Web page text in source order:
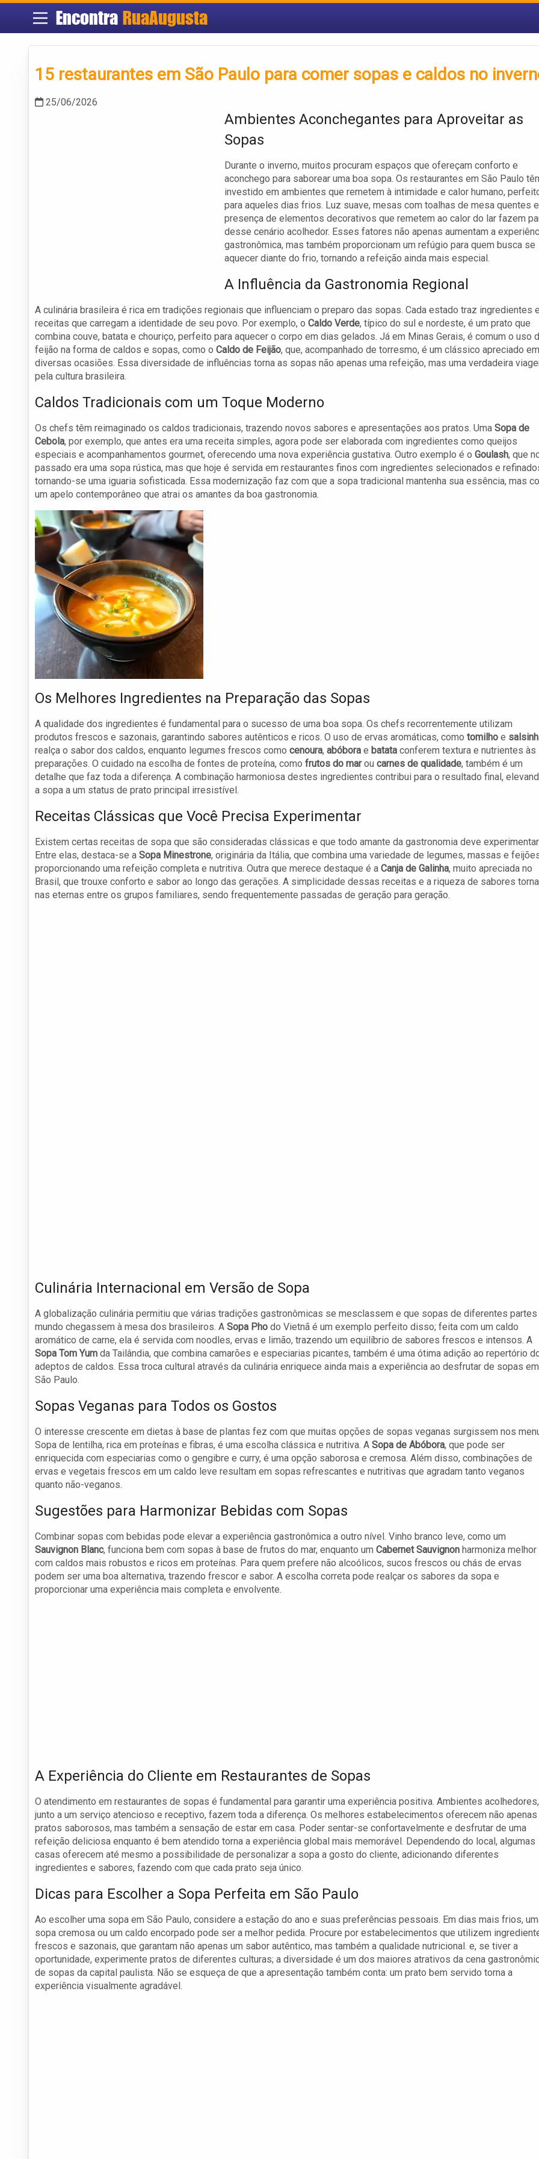
EncontraRuaAugusta
15 restaurantes em São Paulo para comer sopas e caldos no
25/06/2026
Ambientes Aconchegantes para Aproveitar as
Sopas
Durante o inverno, muitos procuram espaços que ofereçam conforto e
aconchego para saborear uma boa sopa. Os restaurantes em São Paulo
investido em ambientes que remetem à intimidade e calor humano,
para aqueles dias frios. Luz suave, mesas com toalhas de mesa quentes
presença de elementos decorativos que remetem ao calor do lar fazem
desse cenário acolhedor. Esses fatores não apenas aumentam a
gastronômica, mas também proporcionam um refúgio para quem busca se
aquecer diante do frio, tornando a refeição ainda mais especial.
A Influência da Gastronomia Regional
A culinária brasileira é rica em tradições regionais que influenciam o preparo das sopas. Cada estado traz ingredientes
receitas que carregam a identidade de seu povo. Por exemplo, o Caldo Verde, típico do sul e nordeste, é um prato que
combina couve, batata e chouriço, perfeito para aquecer o corpo em dias gelados. Já em Minas Gerais, é comum o uso
feijão na forma de caldos e sopas, como o Caldo de Feijão, que, acompanhado de torresmo, é um clássico apreciado em
diversas ocasiões. Essa diversidade de influências torna as sopas não apenas uma refeição, mas uma verdadeira
pela cultura brasileira.
Caldos Tradicionais com um Toque Moderno
Os chefs têm reimaginado os caldos tradicionais, trazendo novos sabores e apresentações aos pratos. Uma Sopa de
Cebola, por exemplo, que antes era uma receita simples, agora pode ser elaborada com ingredientes como queijos
especiais e acompanhamentos gourmet, oferecendo uma nova experiência gustativa. Outro exemplo é o Goulash, que
passado era uma sopa rústica, mas que hoje é servida em restaurantes finos com ingredientes selecionados e
tornando-se uma iguaria sofisticada. Essa modernização faz com que a sopa tradicional mantenha sua essência, mas
um apelo contemporâneo que atrai os amantes da boa gastronomia.
Os Melhores Ingredientes na Preparação das Sopas
A qualidade dos ingredientes é fundamental para o sucesso de uma boa sopa. Os chefs recorrentemente utilizam
produtos frescos e sazonais, garantindo sabores autênticos e ricos. O uso de ervas aromáticas, como tomilho e
realça o sabor dos caldos, enquanto legumes frescos como cenoura, abóbora e batata conferem textura e nutrientes às
preparações. O cuidado na escolha de fontes de proteína, como frutos do marou carnes de qualidade, também é um
detalhe que faz toda a diferença. A combinação harmoniosa destes ingredientes contribui para o resultado final,
a sopa a um status de prato principal irresistível.
Receitas Clássicas que Você Precisa Experimentar
Existem certas receitas de sopa que são consideradas clássicas e que todo amante da gastronomia deve
Entre elas, destaca-se a Sopa Minestrone, originária da Itália, que combina uma variedade de legumes, massas e
proporcionando uma refeição completa e nutritiva. Outra que merece destaque é a Canja de Galinha, muito apreciada no
Brasil, que trouxe conforto e sabor ao longo das gerações. A simplicidade dessas receitas e a riqueza de sabores
nas eternas entre os grupos familiares, sendo frequentemente passadas de geração para geração.
Culinária Internacional em Versão de Sopa
A globalização culinária permitiu que várias tradições gastronômicas se mesclassem e que sopas de diferentes
mundo chegassem à mesa dos brasileiros. A Sopa Pho do Vietnã é um exemplo perfeito disso; feita com um caldo
aromático de carne, ela é servida com noodles, ervas e limão, trazendo um equilíbrio de sabores frescos e intensos. A
Sopa Tom Yum da Tailândia, que combina camarões e especiarias picantes, também é uma ótima adição ao repertório
adeptos de caldos. Essa troca cultural através da culinária enriquece ainda mais a experiência ao desfrutar de sopas em
São Paulo.
Sopas Veganas para Todos os Gostos
O interesse crescente em dietas à base de plantas fez com que muitas opções de sopas veganas surgissem nos
Sopa de lentilha, rica em proteínas e fibras, é uma escolha clássica e nutritiva. A Sopa de Abóbora, que pode ser
enriquecida com especiarias como o gengibre e curry, é uma opção saborosa e cremosa. Além disso, combinações de
ervas e vegetais frescos em um caldo leve resultam em sopas refrescantes e nutritivas que agradam tanto veganos
quanto não-veganos.
Sugestões para Harmonizar Bebidas com Sopas
Combinar sopas com bebidas pode elevar a experiência gastronômica a outro nível. Vinho branco leve, como um
Sauvignon Blanc, funciona bem com sopas à base de frutos do mar, enquanto um Cabernet Sauvignon harmoniza melhor
com caldos mais robustos e ricos em proteínas. Para quem prefere não alcoólicos, sucos frescos ou chás de ervas
podem ser uma boa alternativa, trazendo frescor e sabor. A escolha correta pode realçar os sabores da sopa e
proporcionar uma experiência mais completa e envolvente.
A Experiência do Cliente em Restaurantes de Sopas
O atendimento em restaurantes de sopas é fundamental para garantir uma experiência positiva. Ambientes acolhedores,
junto a um serviço atencioso e receptivo, fazem toda a diferença. Os melhores estabelecimentos oferecem não apenas
pratos saborosos, mas também a sensação de estar em casa. Poder sentar-se confortavelmente e desfrutar de uma
refeição deliciosa enquanto é bem atendido torna a experiência global mais memorável. Dependendo do local, algumas
casas oferecem até mesmo a possibilidade de personalizar a sopa a gosto do cliente, adicionando diferentes
ingredientes e sabores, fazendo com que cada prato seja único.
Dicas para Escolher a Sopa Perfeita em São Paulo
Ao escolher uma sopa em São Paulo, considere a estação do ano e suas preferências pessoais. Em dias mais frios,
sopa cremosa ou um caldo encorpado pode ser a melhor pedida. Procure por estabelecimentos que utilizem
frescos e sazonais, que garantam não apenas um sabor autêntico, mas também a qualidade nutricional. e, se tiver a
oportunidade, experimente pratos de diferentes culturas; a diversidade é um dos maiores atrativos da cena
de sopas da capital paulista. Não se esqueça de que a apresentação também conta: um prato bem servido torna a
experiência visualmente agradável.